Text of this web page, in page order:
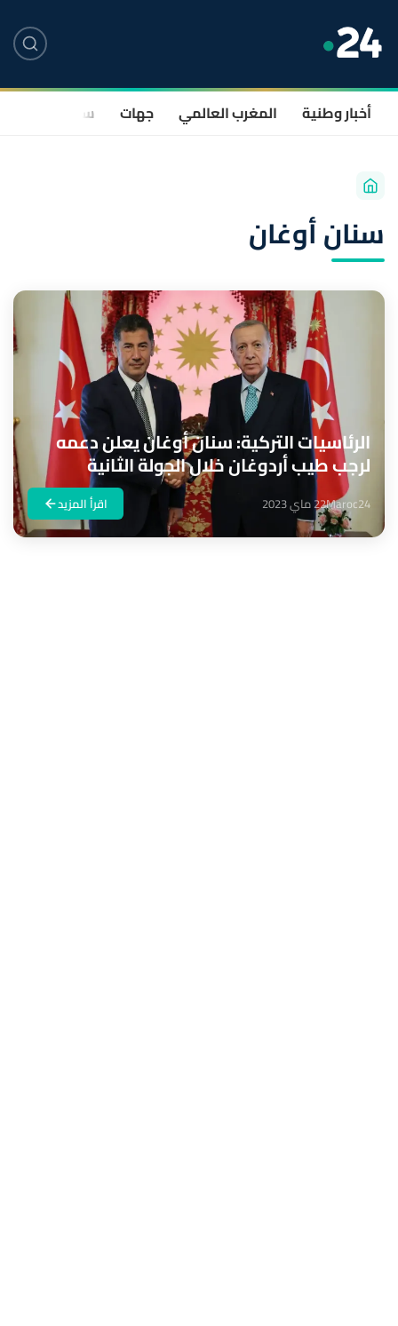
أخبار وطنية المغرب العالمي جهات سياسة
سنان أوغان
الرئاسيات التركية: سنان أوغان يعلن دعمه
لرجب طيب أردوغان خلال الجولة الثانية
Maroc2422 ماي 2023 اقرأ المزيد